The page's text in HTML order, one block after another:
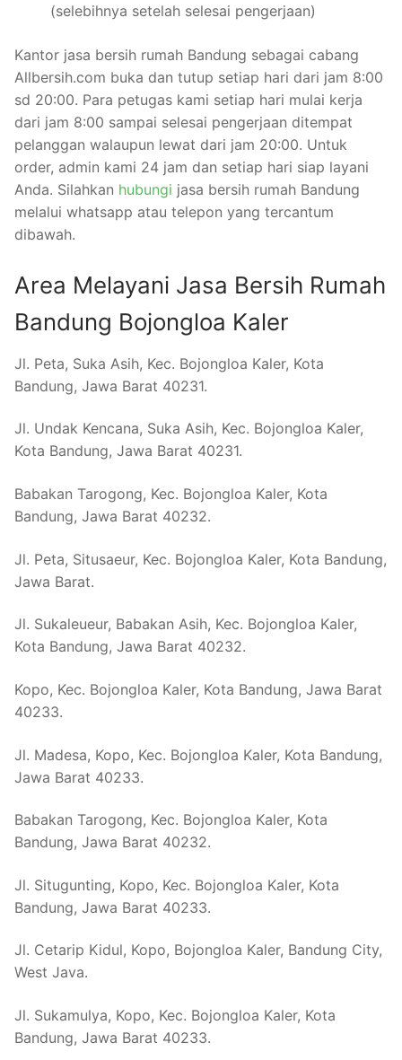
(selebihnya setelah selesai pengerjaan)
Kantor jasa bersih rumah Bandung sebagai cabang
Allbersih.com buka dan tutup setiap hari dari jam 8:00
sd 20:00. Para petugas kami setiap hari mulai kerja
dari jam 8:00 sampai selesai pengerjaan ditempat
pelanggan walaupun lewat dari jam 20:00. Untuk
order, admin kami 24 jam dan setiap hari siap layani
Anda. Silahkan hubungi jasa bersih rumah Bandung
melalui whatsapp atau telepon yang tercantum
dibawah.
Area Melayani Jasa Bersih Rumah
Bandung Bojongloa Kaler
Jl. Peta, Suka Asih, Kec. Bojongloa Kaler, Kota
Bandung, Jawa Barat 40231.
Jl. Undak Kencana, Suka Asih, Kec. Bojongloa Kaler,
Kota Bandung, Jawa Barat 40231.
Babakan Tarogong, Kec. Bojongloa Kaler, Kota
Bandung, Jawa Barat 40232.
Jl. Peta, Situsaeur, Kec. Bojongloa Kaler, Kota Bandung,
Jawa Barat.
Jl. Sukaleueur, Babakan Asih, Kec. Bojongloa Kaler,
Kota Bandung, Jawa Barat 40232.
Kopo, Kec. Bojongloa Kaler, Kota Bandung, Jawa Barat
40233.
Jl. Madesa, Kopo, Kec. Bojongloa Kaler, Kota Bandung,
Jawa Barat 40233.
Babakan Tarogong, Kec. Bojongloa Kaler, Kota
Bandung, Jawa Barat 40232.
Jl. Situgunting, Kopo, Kec. Bojongloa Kaler, Kota
Bandung, Jawa Barat 40233.
Jl. Cetarip Kidul, Kopo, Bojongloa Kaler, Bandung City,
West Java.
Jl. Sukamulya, Kopo, Kec. Bojongloa Kaler, Kota
Bandung, Jawa Barat 40233.